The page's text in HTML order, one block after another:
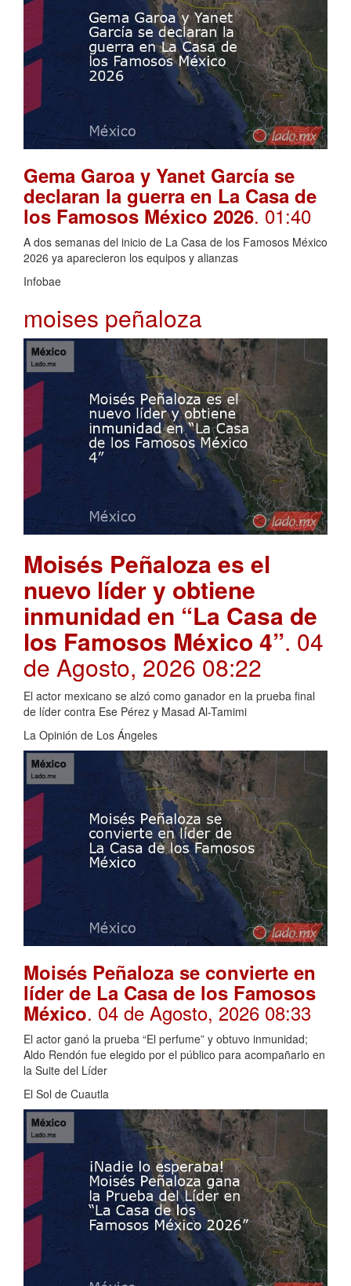
Gema Garoa y Yanet García se
declaran la guerra en La Casa de
los Famosos México 2026. 01:40
A dos semanas del inicio de La Casa de los Famosos México
2026 ya aparecieron los equipos y alianzas
Infobae
moises peñaloza
Moisés Peñaloza es el
nuevo líder y obtiene
inmunidad en “La Casa de
los Famosos México 4”. 04
de Agosto, 2026 08:22
El actor mexicano se alzó como ganador en la prueba final
de líder contra Ese Pérez y Masad Al-Tamimi
La Opinión de Los Ángeles
Moisés Peñaloza se convierte en
líder de La Casa de los Famosos
México. 04 de Agosto, 2026 08:33
El actor ganó la prueba “El perfume” y obtuvo inmunidad;
Aldo Rendón fue elegido por el público para acompañarlo en
la Suite del Líder
El Sol de Cuautla